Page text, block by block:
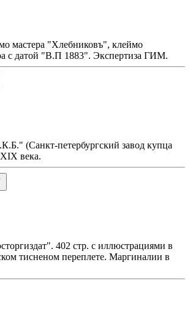
мастера "Хлебниковъ", клеймо
с датой "В.П 1883". Экспертиза ГИМ.
(Санкт-петербургский завод купца
века.
402 стр. с иллюстрациями в
тисненом переплете. Маргиналии в